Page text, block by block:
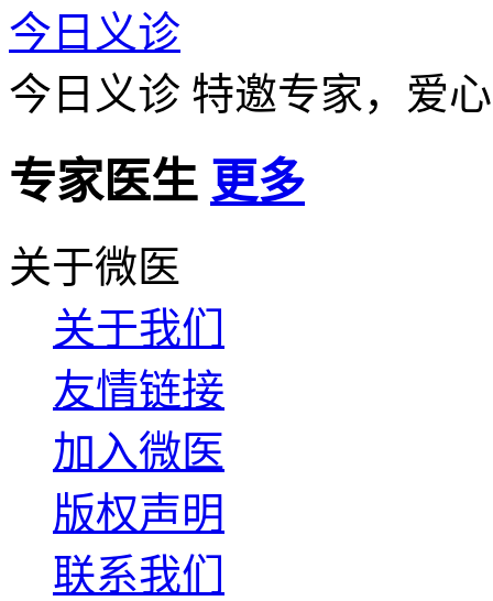
今日义诊
今日义诊 特邀专家，爱
专家医生 更多
关于微医
关于我们
友情链接
加入微医
版权声明
联系我们